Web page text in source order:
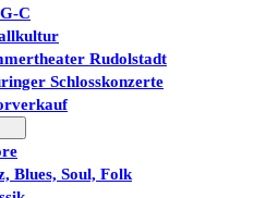
C
Rudolstadt
Schlosskonzerte
Blues, Soul, Folk